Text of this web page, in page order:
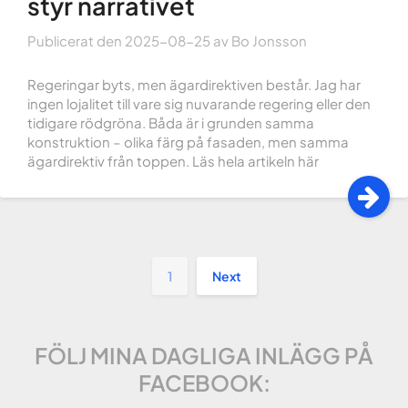
Publicerat den 2025-08-25 av Bo Jonsson
Regeringar byts, men ägardirektiven består. Jag har
ingen lojalitet till vare sig nuvarande regering eller den
tidigare rödgröna. Båda är i grunden samma
konstruktion – olika färg på fasaden, men samma
ägardirektiv från toppen. Läs hela artikeln här
1 Next
FÖLJ MINA DAGLIGA INLÄGG PÅ
FACEBOOK: